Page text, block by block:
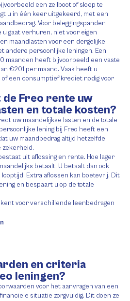
een zeilboot of sloep te
u in één keer uitgekeerd, met een
Voor beleggingspanden
gaat verhuren, niet voor eigen
en maandlasten voor een dergelijke
andere persoonlijke leningen. Een
maanden heeft bijvoorbeeld een vaste
€201 per maand. Vaak heeft u
of een consumptief krediet nodig voor
Freo rente uw
en totale kosten?
uw maandelijkse lasten en de totale
lening bij Freo heeft een
uw maandbedrag altijd hetzelfde
zekerheid.
uit aflossing en rente. Hoe lager
betaalt. U betaalt dan ook
Extra aflossen kan boetevrij. Dit
en bespaart u op de totale
voor verschillende leenbedragen
en criteria
leningen?
voor het aanvragen van een
situatie zorgvuldig. Dit doen ze